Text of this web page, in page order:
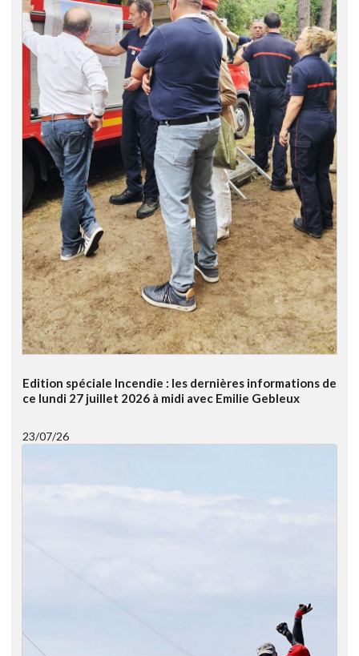
Edition spéciale Incendie : les dernières informations de
ce lundi 27 juillet 2026 à midi avec Emilie Gebleux
23/07/26